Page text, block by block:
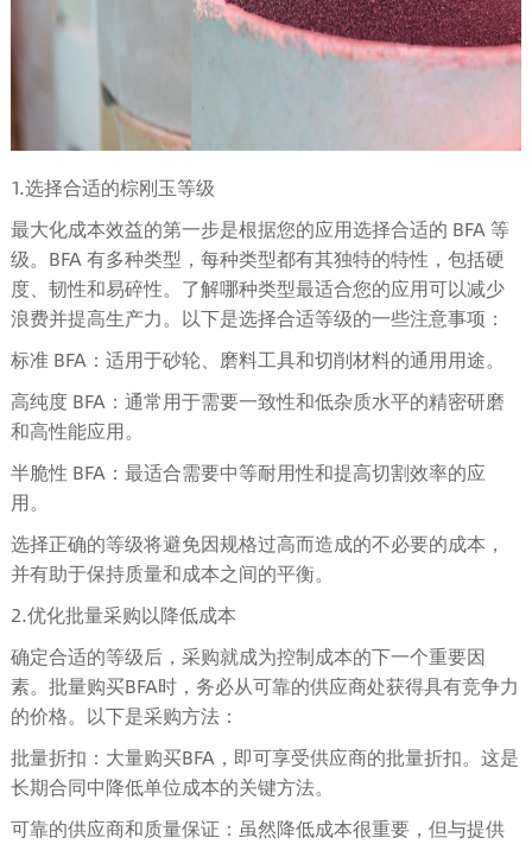
1.选择合适的棕刚玉等级
最大化成本效益的第一步是根据您的应用选择合适的 BFA 等
级。BFA 有多种类型，每种类型都有其独特的特性，包括硬
度、韧性和易碎性。了解哪种类型最适合您的应用可以减少
浪费并提高生产力。以下是选择合适等级的一些注意事项：
标准 BFA：适用于砂轮、磨料工具和切削材料的通用用途。
高纯度 BFA：通常用于需要一致性和低杂质水平的精密研磨
和高性能应用。
半脆性 BFA：最适合需要中等耐用性和提高切割效率的应
用。
选择正确的等级将避免因规格过高而造成的不必要的成本，
并有助于保持质量和成本之间的平衡。
2.优化批量采购以降低成本
确定合适的等级后，采购就成为控制成本的下一个重要因
素。批量购买BFA时，务必从可靠的供应商处获得具有竞争力
的价格。以下是采购方法：
批量折扣：大量购买BFA，即可享受供应商的批量折扣。这是
长期合同中降低单位成本的关键方法。
可靠的供应商和质量保证：虽然降低成本很重要，但与提供